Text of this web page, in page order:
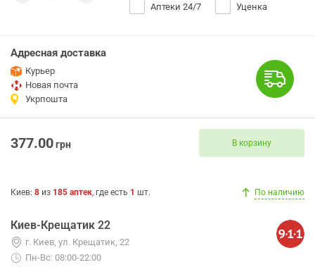
Аптеки 24/7 Уценка
Адресная доставка
Курьер
Новая почта
Укрпошта
377.00грн В корзину
Киев: 8 из 185 аптек, где есть 1 шт. По наличию
Киев-Крещатик 22
г. Киев, ул. Крещатик, 22
Пн-Вс: 08:00-22:00